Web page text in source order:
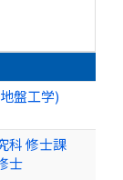
盤工学)
科 修士課
士